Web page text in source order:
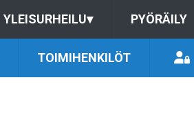
YLEISURHEILU▾ PYÖRÄILY
TOIMIHENKILÖT